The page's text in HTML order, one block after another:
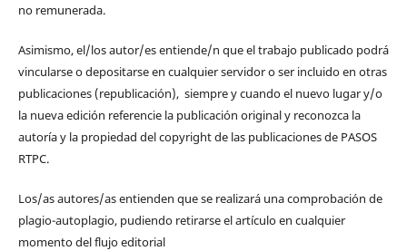
no remunerada.
Asimismo, el/los autor/es entiende/n que el trabajo publicado podrá
vincularse o depositarse en cualquier servidor o ser incluido en otras
publicaciones (republicación), siempre y cuando el nuevo lugar y/o
la nueva edición referencie la publicación original y reconozca la
autoría y la propiedad del copyright de las publicaciones de PASOS
RTPC.
Los/as autores/as entienden que se realizará una comprobación de
plagio-autoplagio, pudiendo retirarse el artículo en cualquier
momento del flujo editorial